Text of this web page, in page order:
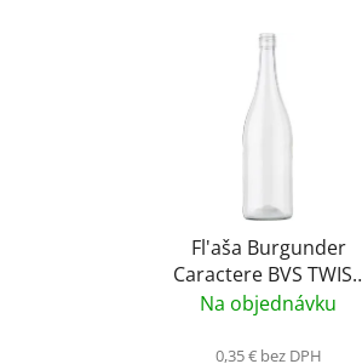
Fl'aša Burgunder
Caractere BVS TWIST
bezf. 0,75l
Na objednávku
0,35 € bez DPH